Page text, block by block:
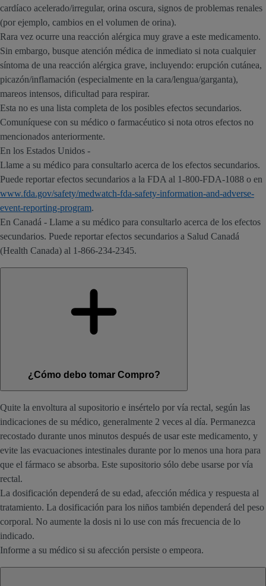
cardíaco acelerado/irregular, orina oscura, signos de problemas renales
(por ejemplo, cambios en el volumen de orina).
Rara vez ocurre una reacción alérgica muy grave a este medicamento.
Sin embargo, busque atención médica de inmediato si nota cualquier
síntoma de una reacción alérgica grave, incluyendo: erupción cutánea,
picazón/inflamación (especialmente en la cara/lengua/garganta),
mareos intensos, dificultad para respirar.
Esta no es una lista completa de los posibles efectos secundarios.
Comuníquese con su médico o farmacéutico si nota otros efectos no
mencionados anteriormente.
En los Estados Unidos -
Llame a su médico para consultarlo acerca de los efectos secundarios.
Puede reportar efectos secundarios a la FDA al 1-800-FDA-1088 o en
www.fda.gov/safety/medwatch-fda-safety-information-and-adverse-
event-reporting-program.
En Canadá - Llame a su médico para consultarlo acerca de los efectos
secundarios. Puede reportar efectos secundarios a Salud Canadá
(Health Canada) al 1-866-234-2345.
¿Cómo debo tomar Compro?
Quite la envoltura al supositorio e insértelo por vía rectal, según las
indicaciones de su médico, generalmente 2 veces al día. Permanezca
recostado durante unos minutos después de usar este medicamento, y
evite las evacuaciones intestinales durante por lo menos una hora para
que el fármaco se absorba. Este supositorio sólo debe usarse por vía
rectal.
La dosificación dependerá de su edad, afección médica y respuesta al
tratamiento. La dosificación para los niños también dependerá del peso
corporal. No aumente la dosis ni lo use con más frecuencia de lo
indicado.
Informe a su médico si su afección persiste o empeora.